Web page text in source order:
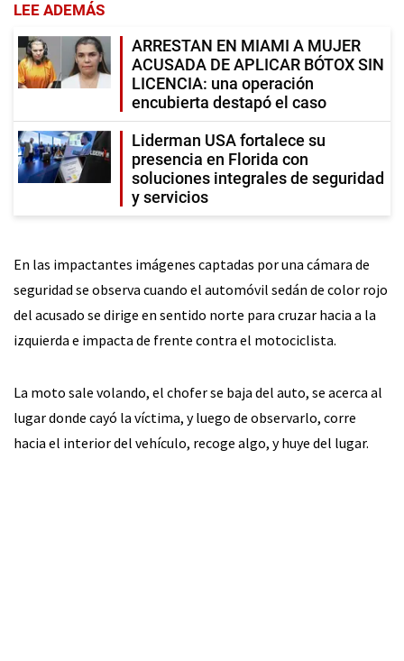
LEE ADEMÁS
ARRESTAN EN MIAMI A MUJER
ACUSADA DE APLICAR BÓTOX SIN
LICENCIA: una operación
encubierta destapó el caso
Liderman USA fortalece su
presencia en Florida con
soluciones integrales de seguridad
y servicios
En las impactantes imágenes captadas por una cámara de
seguridad se observa cuando el automóvil sedán de color rojo
del acusado se dirige en sentido norte para cruzar hacia a la
izquierda e impacta de frente contra el motociclista.
La moto sale volando, el chofer se baja del auto, se acerca al
lugar donde cayó la víctima, y luego de observarlo, corre
hacia el interior del vehículo, recoge algo, y huye del lugar.